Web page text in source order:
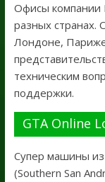
Офисы компании
разных странах.
Лондоне,
техническим
поддержки.
GTA Online
Супер машины
(Southern San